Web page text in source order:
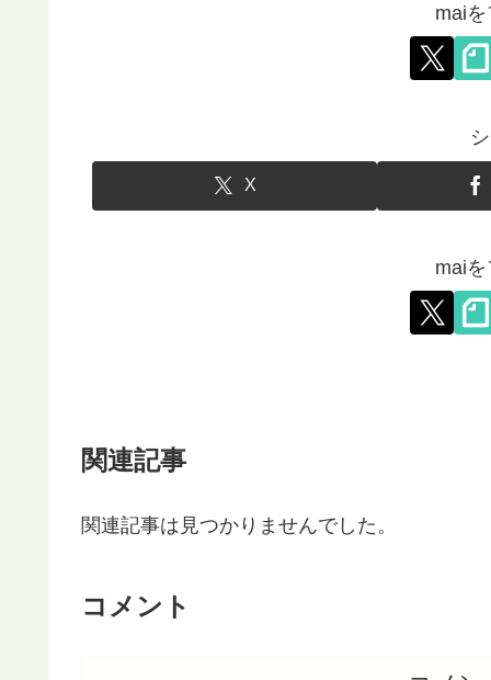
mai
X
mai
関連記事
関連記事は見つかりませんでした。
コメント